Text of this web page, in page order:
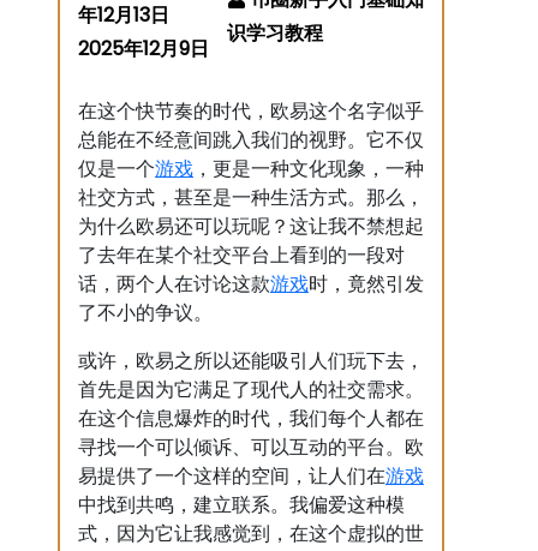
年12月13日
2025年12月9日
在这个快节奏的时代，欧易这个名字似乎
总能在不经意间跳入我们的视野。它不仅
仅是一个游戏 ，更是一种文化现象，一种
社交方式，甚至是一种生活方式。那么，
为什么欧易还可以玩呢？这让我不禁想起
了去年在某个社交平台上看到的一段对
话，两个人在讨论这款游戏时，竟然引发
了不小的争议。
或许，欧易之所以还能吸引人们玩下去，
首先是因为它满足了现代人的社交需求。
在这个信息爆炸的时代，我们每个人都在
寻找一个可以倾诉、可以互动的平台。欧
易提供了一个这样的空间，让人们在游戏
中找到共鸣，建立联系。我偏爱这种模
式，因为它让我感觉到，在这个虚拟的世